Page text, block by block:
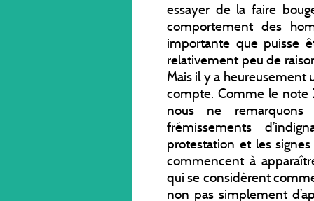
essayer de la faire
comportement des
importante que puisse
relativement peu de
Mais il y a
compte. Comme le note
nous ne
frémissements
protestation et les
commencent à
qui se considèrent
non pas simplement